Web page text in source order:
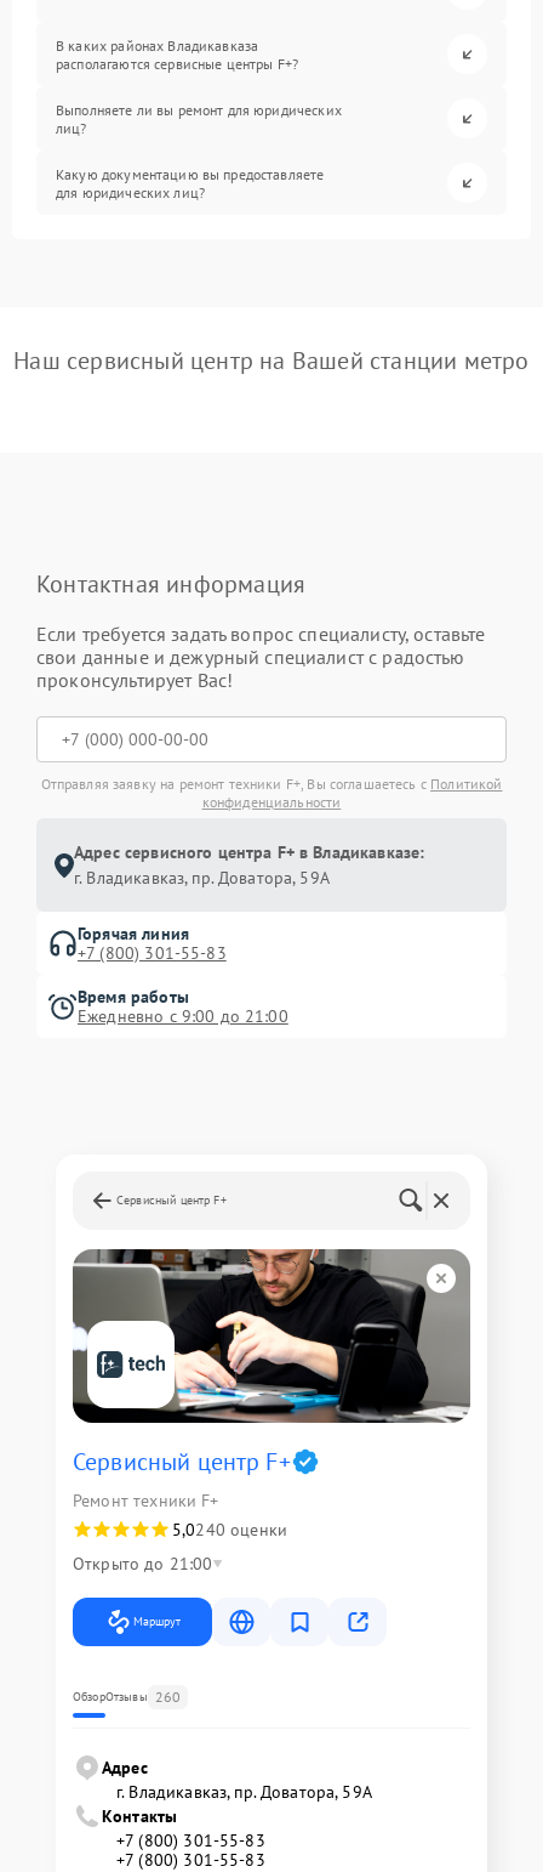
В каких районах Владикавказа
располагаются сервисные центры F+?
Выполняете ли вы ремонт для юридических
лиц?
Какую документацию вы предоставляете
для юридических лиц?
Наш сервисный центр на Вашей станции метро
Контактная информация
Если требуется задать вопрос специалисту, оставьте
свои данные и дежурный специалист с радостью
проконсультирует Вас!
Отправляя заявку на ремонт техники F+, Вы соглашаетесь с Политикой
конфиденциальности
Адрес сервисного центра F+ в Владикавказе:
г. Владикавказ, пр. Доватора, 59А
Горячая линия
+7 (800) 301-55-83
Время работы
Ежедневно с 9:00 до 21:00
Сервисный центр F+
Сервисный центр F+
Ремонт техники F+
5,0240 оценки
Открыто до 21:00
Маршрут
ОбзорОтзывы 260
Адрес
г. Владикавказ, пр. Доватора, 59А
Контакты
+7 (800) 301-55-83
+7 (800) 301-55-83